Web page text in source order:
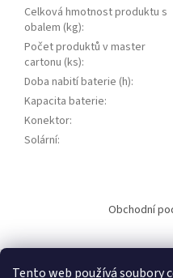
Tento web používá soubory
Celková hmotnost produktu s
obalem (kg):
Počet produktů v master
cartonu (ks):
Doba nabití baterie (h):
Kapacita baterie:
Konektor:
Solární:
a
t
Obchodní